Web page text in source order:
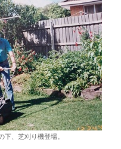
、芝刈り機登場。